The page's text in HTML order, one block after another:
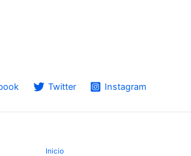
Twitter Instagram
Inicio